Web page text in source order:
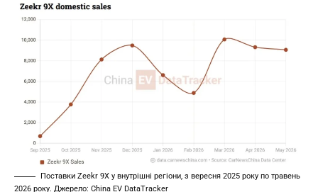
Поставки Zeekr 9X у внутрішні регіони, з вересня 2025 року по травень
2026 року. Джерело: China EV DataTracker